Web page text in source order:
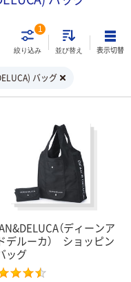
絞り込み
1
並び替え 表示切替
バッグ
（ディーンア
デルーカ） ショッピン
ッグ